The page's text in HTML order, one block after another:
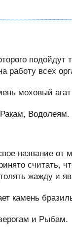
работу всех
Водолеям.
название
считать,
жажду и
и Рыбам.